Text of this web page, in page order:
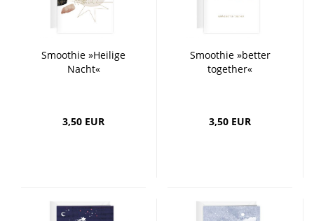
Smoothie »Heilige
Nacht«
3,50 EUR
Smoothie »better
together«
3,50 EUR